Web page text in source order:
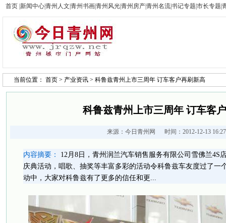
首页 新闻中心青州人文 青州书画青州风光青州房产青州名流书记专题 市长专题
当前位置： 首页 > 产业资讯 > 科鲁兹青州上市三周年 订车客户再刷新高
科鲁兹青州上市三周年 订车客
来源： 今日青州网 时间：2012-12-13
内容摘要：
12月8日，青州润兰汽车销售服务有限公司雪佛兰4S
庆典活动，唱歌、抽奖等丰富多彩的活动令科鲁兹车友度过了一
动中，大家对科鲁兹有了更多的信任和更...